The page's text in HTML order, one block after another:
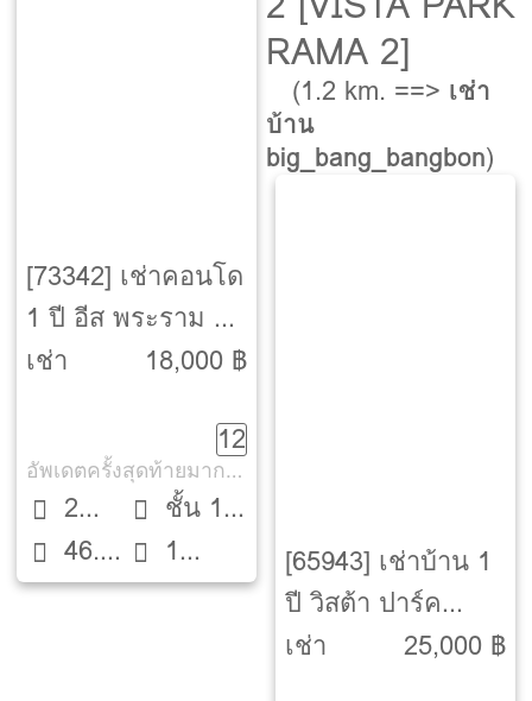
[73342] เช่าคอนโด
1 ปี อีส พระราม 2
[Ease Rama 2]
เช่า
18,000 ฿
12
อัพเดตครั้งสุดท้ายมากกว่า 30 วัน
2
Beds46.4
ตรม.
ชั้น 15
ตึก A
1
ห้องน้ำ
RAMA 2]
(1.2 km. ==> เช่า
บ้าน
big_bang_bangbon)
[65943] เช่าบ้าน 1
ปี วิสต้า ปาร์ค
พระราม 2 [VISTA
เช่า
25,000 ฿